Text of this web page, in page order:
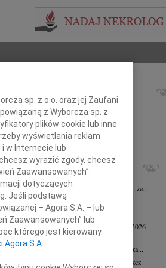
i nazwisko lub numer ogłoszenia:
+ szukanie zaawansowane
NEKROLOGI
Jerzy Marcisz02.07.2026Bydgoszcz
Z głębokim żalem i smutkiem zawiadamiamy, że...
Maria Kisiel 20.05.2026
Dnia 13 maja 2026 zmarła Maria Kisiel...
Konrad Antoni Minkiewicz
18.05.2026
Bydgoszcz
Trzeba pamiętać o nieustannej wdzięczności za...
wiek: 79 13.05.2026
Bydgoszcz
sp. z o.o. oraz jej Zaufani
z Wyborcza sp. z
plików cookie lub inne
wyświetlania reklam
w Internecie lub
wyrazić zgody, chcesz
Zaawansowanych”.
dotyczących
Jeśli podstawą
– Agora S.A. – lub
Zaawansowanych” lub
którego jest kierowany.
S.A.